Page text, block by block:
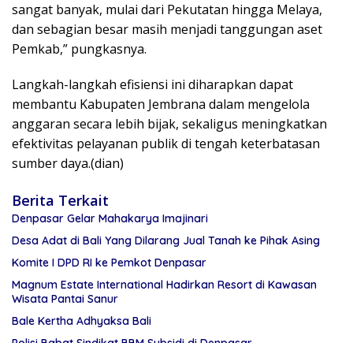
sangat banyak, mulai dari Pekutatan hingga Melaya,
dan sebagian besar masih menjadi tanggungan aset
Pemkab,” pungkasnya.
Langkah-langkah efisiensi ini diharapkan dapat
membantu Kabupaten Jembrana dalam mengelola
anggaran secara lebih bijak, sekaligus meningkatkan
efektivitas pelayanan publik di tengah keterbatasan
sumber daya.(dian)
Berita Terkait
Denpasar Gelar Mahakarya Imajinari
Desa Adat di Bali Yang Dilarang Jual Tanah ke Pihak Asing
Komite I DPD RI ke Pemkot Denpasar
Magnum Estate International Hadirkan Resort di Kawasan
Wisata Pantai Sanur
Bale Kertha Adhyaksa Bali